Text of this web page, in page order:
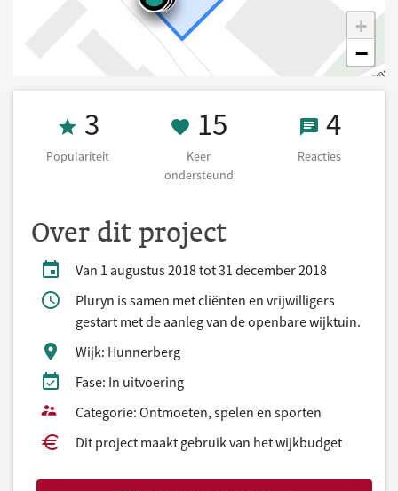
+
−
Populariteit 3
3
Populariteit
15 Keer
15
Keer
ondersteund
4 4
Reacties
Over dit project
Van 1 augustus 2018 tot 31 december 2018
Pluryn is samen met cliënten en vrijwilligers
gestart met de aanleg van de openbare wijktuin.
Wijk: Hunnerberg
Fase: In uitvoering
Categorie: Ontmoeten, spelen en sporten
Dit project maakt gebruik van het wijkbudget